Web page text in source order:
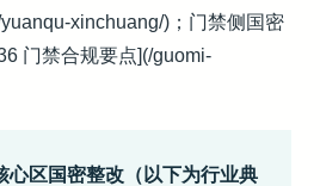
yuanqu-xinchuang/)；门禁侧国密
门禁合规要点](/guomi-
区国密整改（以下为行业典